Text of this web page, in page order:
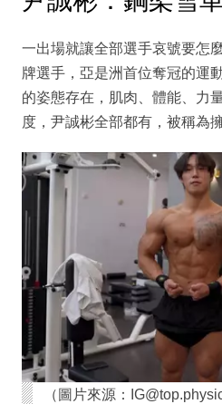
一出場就讓全部選手哀號要怎
牌選手，亞是洲首位奪冠的運
的姿態存在，肌肉、體能、力
度，尹誠彬全部都有，被稱為
（圖片來源：